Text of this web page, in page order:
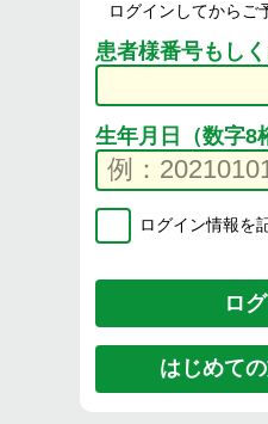
ログインしてからご
患者様番号もし
生年月日（数字8
ログイン情報を
はじめて